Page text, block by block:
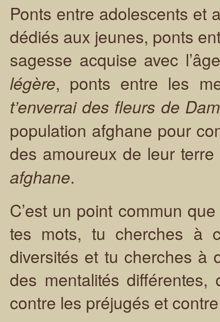
Ponts entre adolescents et
dédiés aux jeunes, ponts
sagesse acquise avec
légère, ponts entre les
t’enverrai des fleurs de
population afghane pour
des amoureux de leur
afghane.
C’est un point commun
tes mots, tu cherches à
diversités et tu cherches à
des mentalités
contre les préjugés et